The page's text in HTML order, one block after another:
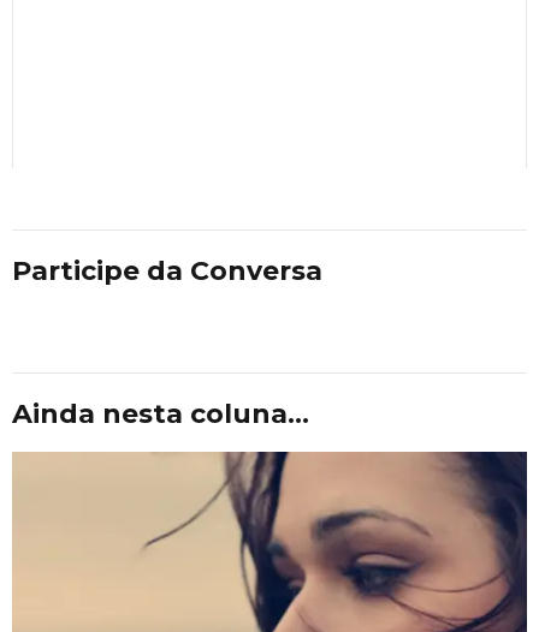
Participe da Conversa
Ainda nesta coluna...